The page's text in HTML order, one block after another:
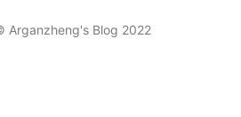
Arganzheng's Blog 2022